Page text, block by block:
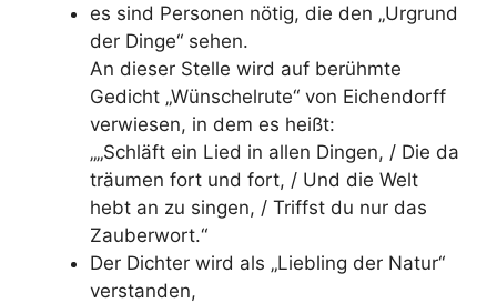
es sind Personen nötig, die den „Urgrund
der Dinge“ sehen.
An dieser Stelle wird auf berühmte
Gedicht „Wünschelrute“ von Eichendorff
verwiesen, in dem es heißt:
„„Schläft ein Lied in allen Dingen, / Die da
träumen fort und fort, / Und die Welt
hebt an zu singen, / Triffst du nur das
Zauberwort.“
Der Dichter wird als „Liebling der Natur“
verstanden,